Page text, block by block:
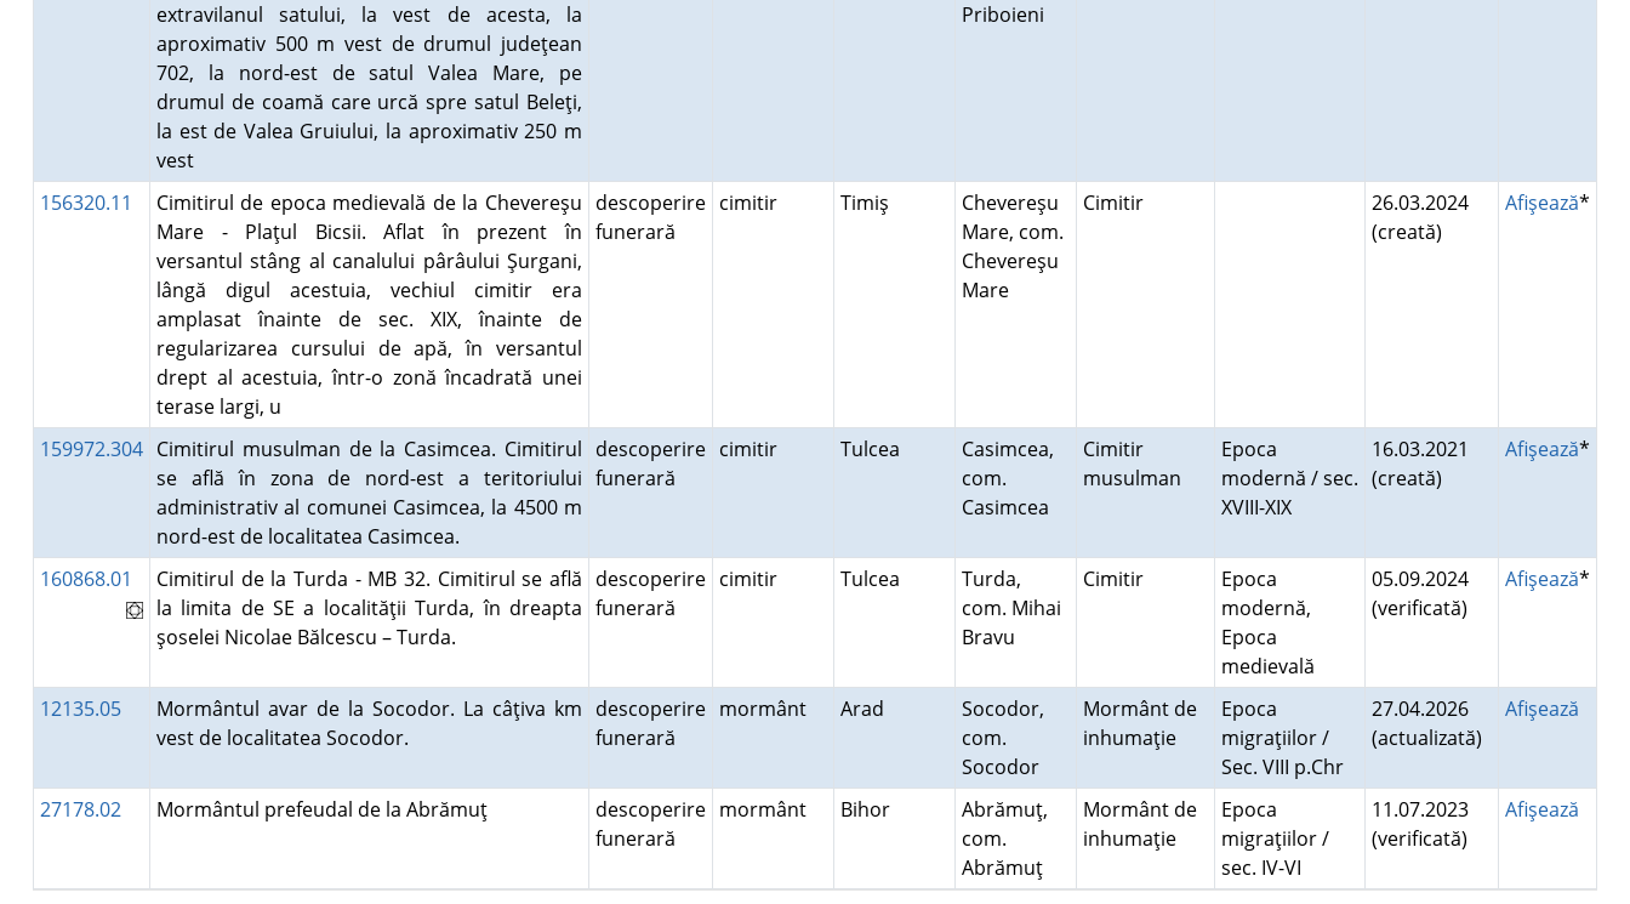
extravilanul satului, la vest de acesta, la
aproximativ 500 m vest de drumul judeţean
702, la nord-est de satul Valea Mare, pe
drumul de coamă care urcă spre satul Beleţi,
la est de Valea Gruiului, la aproximativ 250 m
vest
Priboieni
156320.11
Cimitirul de epoca medievală de la Chevereşu
Mare - Plaţul Bicsii. Aflat în prezent în
versantul stâng al canalului pârâului Şurgani,
lângă digul acestuia, vechiul cimitir era
amplasat înainte de sec. XIX, înainte de
regularizarea cursului de apă, în versantul
drept al acestuia, într-o zonă încadrată unei
terase largi, u
descoperire
funerară
cimitir Timiş
Chevereşu
Mare, com.
Chevereşu
Mare
Cimitir
26.03.2024
(creată)
Afişează*
159972.304 Cimitirul musulman de la Casimcea. Cimitirul
se află în zona de nord-est a teritoriului
administrativ al comunei Casimcea, la 4500 m
nord-est de localitatea Casimcea.
descoperire
funerară
cimitir Tulcea
Casimcea,
com.
Casimcea
Cimitir
musulman
Epoca
modernă / sec.
XVIII-XIX
16.03.2021
(creată)
Afişează*
160868.01
Cimitirul de la Turda - MB 32. Cimitirul se află
la limita de SE a localităţii Turda, în dreapta
şoselei Nicolae Bălcescu – Turda.
descoperire
funerară
cimitir Tulcea
Turda,
com. Mihai
Bravu
Cimitir
Epoca
modernă,
Epoca
medievală
05.09.2024
(verificată)
Afişează*
12135.05
Mormântul avar de la Socodor. La câţiva km
vest de localitatea Socodor.
descoperire
funerară
mormânt Arad
Socodor,
com.
Socodor
Mormânt de
inhumaţie
Epoca
migraţiilor /
Sec. VIII p.Chr
27.04.2026
(actualizată)
Afişează
27178.02 Mormântul prefeudal de la Abrămuţ
descoperire
funerară
mormânt Bihor
Abrămuţ,
com.
Abrămuţ
Mormânt de
inhumaţie
Epoca
migraţiilor /
sec. IV-VI
11.07.2023
(verificată)
Afişează